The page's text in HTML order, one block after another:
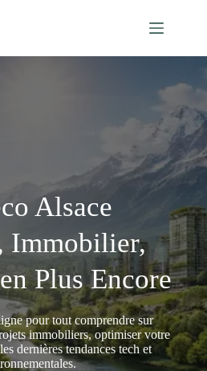
Alsace
Immobilier,
Plus Encore
pour tout comprendre sur
immobiliers, optimiser votre
dernières tendances tech et